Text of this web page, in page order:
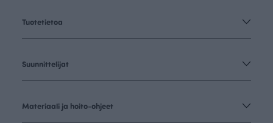
Tuotetietoa
Suunnittelijat
Materiaali ja hoito-ohjeet